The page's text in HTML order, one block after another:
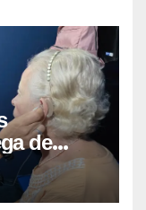
de
de